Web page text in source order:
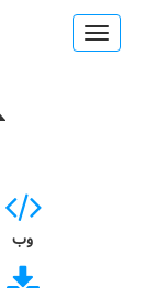
Toggle
navigation
وب